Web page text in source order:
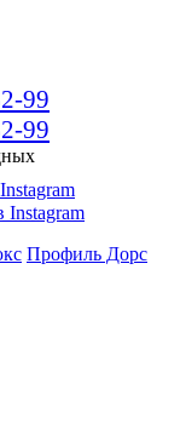
99
99
Профиль Дорс